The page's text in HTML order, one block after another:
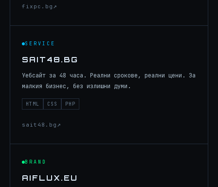
fixpc.bg
SERVICE
SAIT48.BG
Уебсайт за 48 часа. Реални срокове, реални цени. За
малкия бизнес, без излишни думи.
HTML CSS PHP
sait48.bg
BRAND
AIFLUX.EU